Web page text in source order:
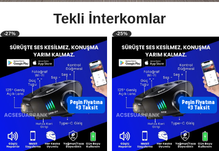
Tekli İnterkomlar
-27%
Peşin Fiyatına
+3 Taksit
-25%
Peşin Fiyatına
+3 Taksit